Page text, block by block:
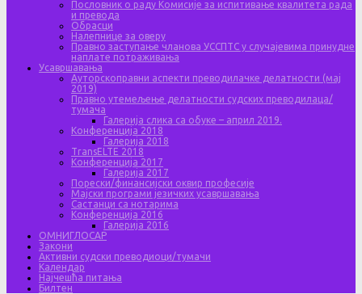
Пословник о раду Комисије за испитивање квалитета рада
и превода
Обрасци
Налепнице за оверу
Правно заступање чланова УССПТС у случајевима принудне
наплате потраживања
Усавршавања
Ауторскоправни аспекти преводилачке делатности (мај
2019)
Правно утемељење делатности судских преводилаца/
тумача
Галерија слика са обуке – април 2019.
Конференција 2018
Галерија 2018
TransELTE 2018
Конференција 2017
Галерија 2017
Порески/финансијски оквир професије
Мајски програми језичких усавршавања
Састанци са нотарима
Конференција 2016
Галерија 2016
ОМНИГЛОСАР
Закони
Активни судски преводиоци/тумачи
Календар
Најчешћа питања
Билтен